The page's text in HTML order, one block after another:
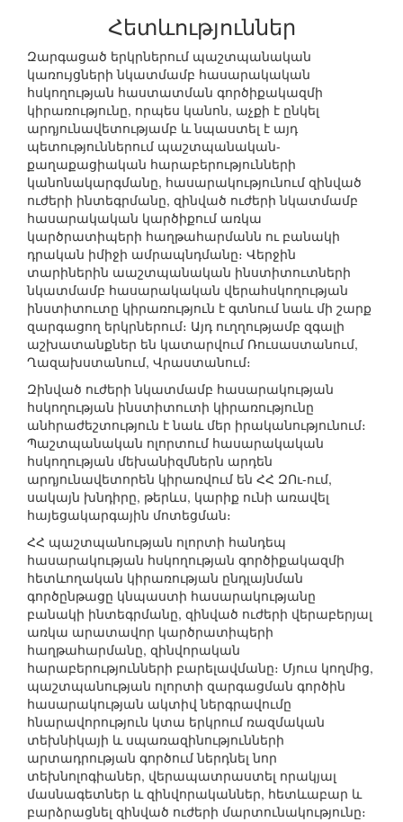
Հետևություններ
Զարգացած երկրներում պաշտպանական
կառույցների նկատմամբ հասարակական
հսկողության հաստատման գործիքակազմի
կիրառությունը, որպես կանոն, աչքի է ընկել
արդյունավետությամբ և նպաստել է այդ
պետություններում պաշտպանական-
քաղաքացիական հարաբերությունների
կանոնակարգմանը, հասարակությունում զինված
ուժերի ինտեգրմանը, զինված ուժերի նկատմամբ
հասարակական կարծիքում առկա
կարծրատիպերի հաղթահարմանն ու բանակի
դրական իմիջի ամրապնդմանը։ Վերջին
տարիներին աաշտպանական ինստիտուտների
նկատմամբ հասարակական վերահսկողության
ինստիտուտը կիրառություն է գտնում նաև մի շարք
զարգացող երկրներում։ Այդ ուղղությամբ զգալի
աշխատանքներ են կատարվում Ռուսաստանում,
Ղազախստանում, Վրաստանում։
Զինված ուժերի նկատմամբ հասարակության
հսկողության ինստիտուտի կիրառությունը
անհրաժեշտություն է նաև մեր իրականությունում։
Պաշտպանական ոլորտում հասարակական
հսկողության մեխանիզմներն արդեն
արդյունավետորեն կիրառվում են ՀՀ ԶՈւ-ում,
սակայն խնդիրը, թերևս, կարիք ունի առավել
հայեցակարգային մոտեցման։
ՀՀ պաշտպանության ոլորտի հանդեպ
հասարակության հսկողության գործիքակազմի
հետևողական կիրառության ընդլայնման
գործընթացը կնպաստի հասարակությանը
բանակի ինտեգրմանը, զինված ուժերի վերաբերյալ
առկա արատավոր կարծրատիպերի
հաղթահարմանը, զինվորական
հարաբերությունների բարելավմանը։ Մյուս կողմից,
պաշտպանության ոլորտի զարգացման գործին
հասարակության ակտիվ ներգրավումը
հնարավորություն կտա երկրում ռազմական
տեխնիկայի և սպառազինությունների
արտադրության գործում ներդնել նոր
տեխնոլոգիաներ, վերապատրաստել որակյալ
մասնագետներ և զինվորականներ, հետևաբար և
բարձրացնել զինված ուժերի մարտունակությունը։